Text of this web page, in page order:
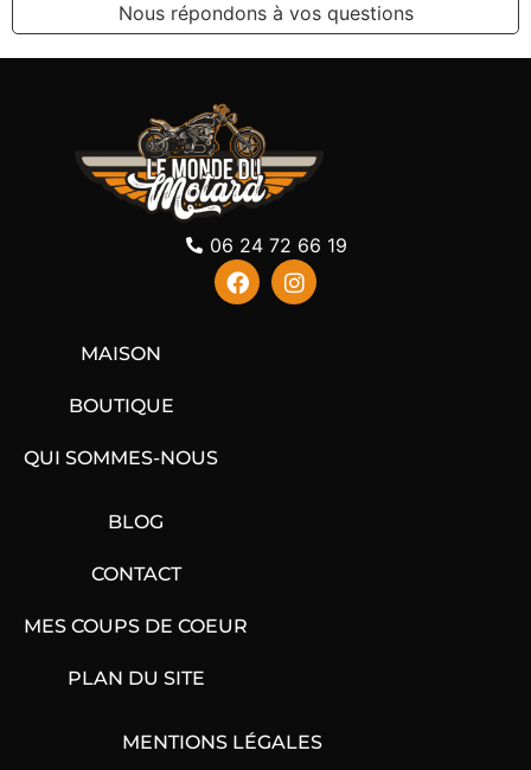
Nous répondons à vos questions
06 24 72 66 19
MAISON
BOUTIQUE
QUI SOMMES-NOUS
BLOG
CONTACT
MES COUPS DE COEUR
PLAN DU SITE
MENTIONS LÉGALES